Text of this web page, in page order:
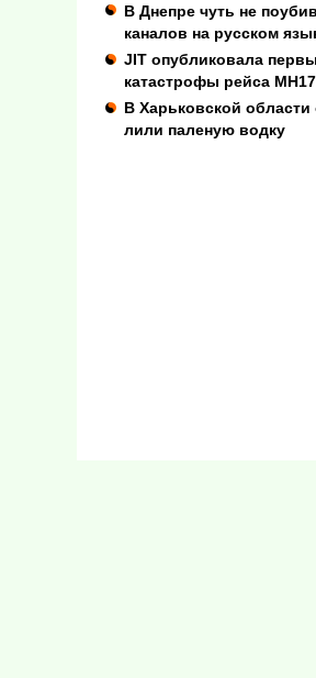
В Днепре чуть не
каналов на русском
JIT опубликовала
катастрофы рейса MH17
В Харьковской
лили паленую водку